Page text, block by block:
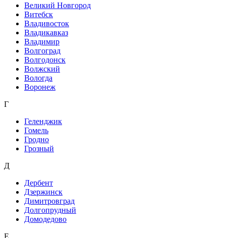
Великий Новгород
Витебск
Владивосток
Владикавказ
Владимир
Волгоград
Волгодонск
Волжский
Вологда
Воронеж
Г
Геленджик
Гомель
Гродно
Грозный
Д
Дербент
Дзержинск
Димитровград
Долгопрудный
Домодедово
Е